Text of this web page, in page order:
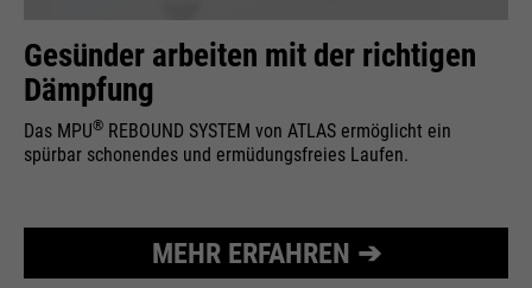
Zweck
Wird zur Begrenzung der Request-
Rate verwendet.
Name
_fbp
Anbieter
Facebook
Laufzeit
24 Monate
Gesünder arbeiten mit der richtigen
Dämpfung
Das MPU® REBOUND SYSTEM von ATLAS ermöglicht ein
spürbar schonendes und ermüdungsfreies Laufen.
MEHR ERFAHREN ➔